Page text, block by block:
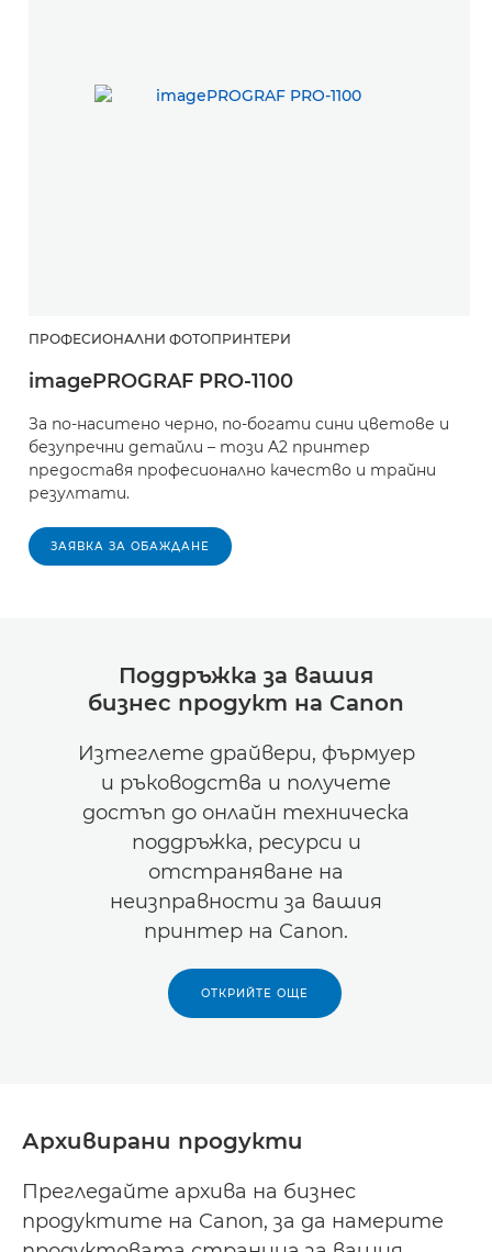
ПРОФЕСИОНАЛНИ ФОТОПРИНТЕРИ
imagePROGRAF PRO-1100
За по-наситено черно, по-богати сини цветове и
безупречни детайли – този A2 принтер
предоставя професионално качество и трайни
резултати.
ЗАЯВКА ЗА ОБАЖДАНЕ
Поддръжка за вашия
бизнес продукт на Canon
Изтеглете драйвери, фърмуер
и ръководства и получете
достъп до онлайн техническа
поддръжка, ресурси и
отстраняване на
неизправности за вашия
принтер на Canon.
ОТКРИЙТЕ ОЩЕ
Архивирани продукти
Прегледайте архива на бизнес
продуктите на Canon, за да намерите